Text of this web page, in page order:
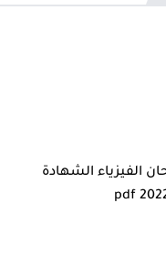
الفيزياء الشهادة